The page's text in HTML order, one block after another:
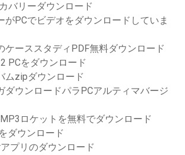
バリーダウンロード
がPCでビデオをダウンロードしていま
ケーススタディPDF無料ダウンロード
PCをダウンロード
ムzipダウンロード
ダウンロードパラPCアルティマバージ
ロケットを無料でダウンロード
ダウンロード
プリのダウンロード